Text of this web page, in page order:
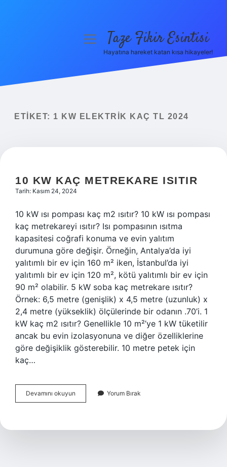
Yasal Uyarı
menüyüTaze Fikir Esintisi
Hayatına hareket katan kısa hikayeler!
ETIKET: 1 KW ELEKTRIK KAÇ TL 2024
10 KW KAÇ METREKARE ISITIR
Tarih: Kasım 24, 2024
10 kW ısı pompası kaç m2 ısıtır? 10 kW ısı pompası
kaç metrekareyi ısıtır? Isı pompasının ısıtma
kapasitesi coğrafi konuma ve evin yalıtım
durumuna göre değişir. Örneğin, Antalya’da iyi
yalıtımlı bir ev için 160 m² iken, İstanbul’da iyi
yalıtımlı bir ev için 120 m², kötü yalıtımlı bir ev için
90 m² olabilir. 5 kW soba kaç metrekare ısıtır?
Örnek: 6,5 metre (genişlik) x 4,5 metre (uzunluk) x
2,4 metre (yükseklik) ölçülerinde bir odanın .70’i. 1
kW kaç m2 ısıtır? Genellikle 10 m²’ye 1 kW tüketilir
ancak bu evin izolasyonuna ve diğer özelliklerine
göre değişiklik gösterebilir. 10 metre petek için
kaç…
Devamını okuyun
Kw
Isıtır
Yorum Bırak